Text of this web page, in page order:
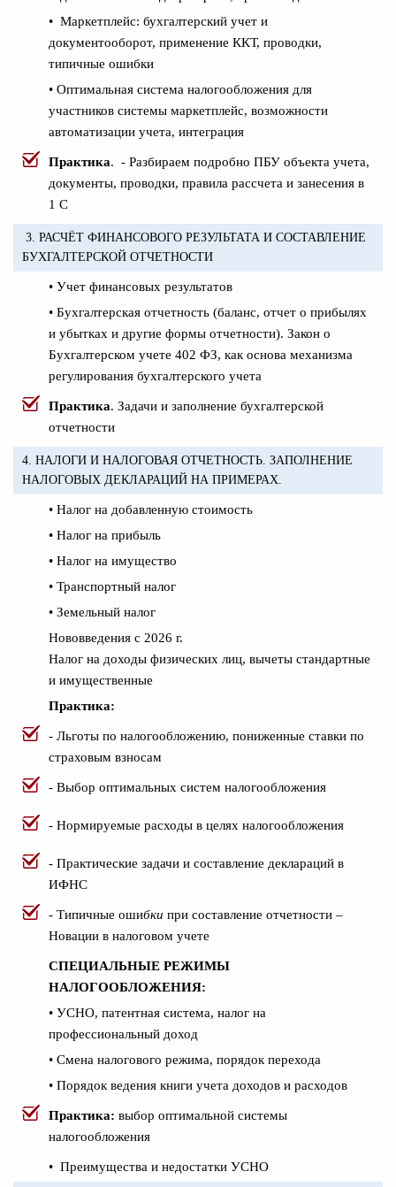
• Маркетплейс: бухгалтерский учет и
документооборот, применение ККТ, проводки,
типичные ошибки
• Оптимальная система налогообложения для
участников системы маркетплейс, возможности
автоматизации учета, интеграция
Практика. - Разбираем подробно ПБУ объекта учета,
документы, проводки, правила рассчета и занесения в
1 С
3. РАСЧЁТ ФИНАНСОВОГО РЕЗУЛЬТАТА И СОСТАВЛЕНИЕ
БУХГАЛТЕРСКОЙ ОТЧЕТНОСТИ
• Учет финансовых результатов
• Бухгалтерская отчетность (баланс, отчет о прибылях
и убытках и другие формы отчетности). Закон о
Бухгалтерском учете 402 ФЗ, как основа механизма
регулирования бухгалтерского учета
Практика. Задачи и заполнение бухгалтерской
отчетности
4. НАЛОГИ И НАЛОГОВАЯ ОТЧЕТНОСТЬ. ЗАПОЛНЕНИЕ
НАЛОГОВЫХ ДЕКЛАРАЦИЙ НА ПРИМЕРАХ.
• Налог на добавленную стоимость
• Налог на прибыль
• Налог на имущество
• Транспортный налог
• Земельный налог
Нововведения с 2026 г.
Налог на доходы физических лиц, вычеты стандартные
и имущественные
Практика:
- Льготы по налогообложению, пониженные ставки по
страховым взносам
- Выбор оптимальных систем налогообложения
- Нормируемые расходы в целях налогообложения
- Практические задачи и составление деклараций в
ИФНС
- Типичные ошибки при составление отчетности –
Новации в налоговом учете
СПЕЦИАЛЬНЫЕ РЕЖИМЫ
НАЛОГООБЛОЖЕНИЯ:
• УСНО, патентная система, налог на
профессиональный доход
• Смена налогового режима, порядок перехода
• Порядок ведения книги учета доходов и расходов
Практика: выбор оптимальной системы
налогообложения
• Преимущества и недостатки УСНО